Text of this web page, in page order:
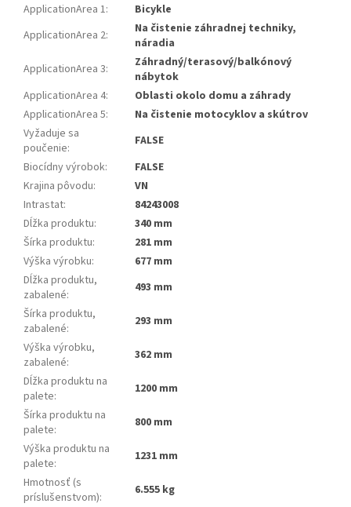
ApplicationArea 1:
Bicykle
ApplicationArea 2:
Na čistenie záhradnej techniky,
náradia
ApplicationArea 3:
Záhradný/terasový/balkónový
nábytok
ApplicationArea 4:
Oblasti okolo domu a záhrady
ApplicationArea 5:
Na čistenie motocyklov a skútrov
Vyžaduje sa
poučenie:
FALSE
Biocídny výrobok:
FALSE
Krajina pôvodu:
VN
Intrastat:
84243008
Dĺžka produktu:
340 mm
Šírka produktu:
281 mm
Výška výrobku:
677 mm
Dĺžka produktu,
zabalené:
493 mm
Šírka produktu,
zabalené:
293 mm
Výška výrobku,
zabalené:
362 mm
Dĺžka produktu na
palete:
1200 mm
Šírka produktu na
palete:
800 mm
Výška produktu na
palete:
1231 mm
Hmotnosť (s
príslušenstvom):
6.555 kg